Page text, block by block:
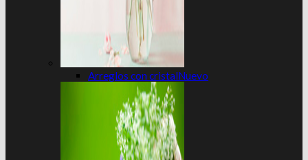
Arreglos con cristal